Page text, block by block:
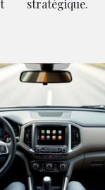
stratégique.